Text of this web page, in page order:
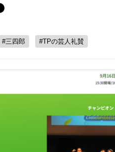
#三四郎 #TPの芸人礼賛